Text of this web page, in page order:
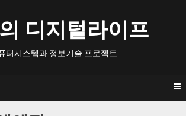
디지털라이프
터시스템과 정보기술 프로젝트